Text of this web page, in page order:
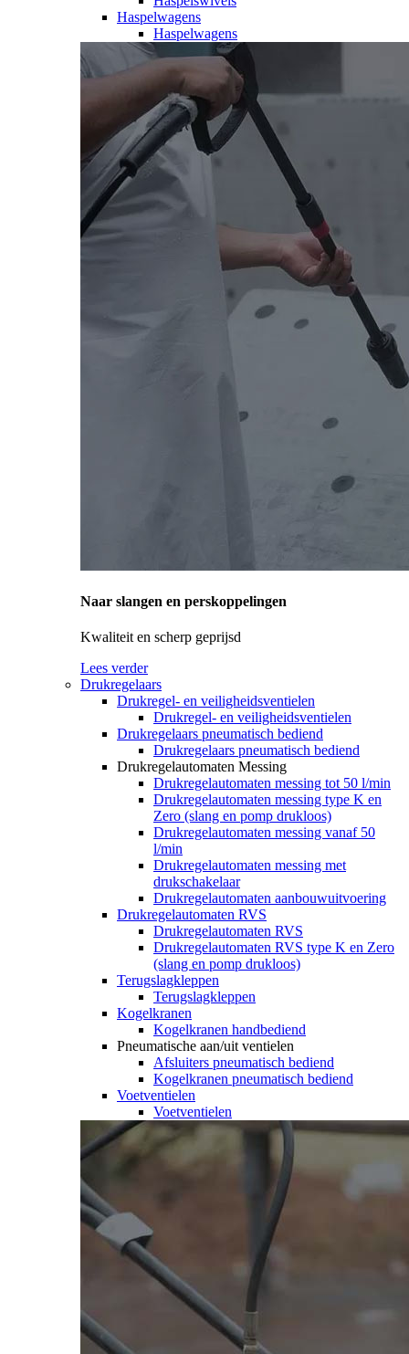
Haspelwagens
Haspelwagens
Naar slangen en perskoppelingen
Kwaliteit en scherp geprijsd
Lees verder
Drukregelaars
Drukregel- en veiligheidsventielen
Drukregel- en veiligheidsventielen
Drukregelaars pneumatisch bediend
Drukregelaars pneumatisch bediend
Drukregelautomaten Messing
Drukregelautomaten messing tot 50 l/min
Drukregelautomaten messing type K en
Zero (slang en pomp drukloos)
Drukregelautomaten messing vanaf 50
l/min
Drukregelautomaten messing met
drukschakelaar
Drukregelautomaten aanbouwuitvoering
Drukregelautomaten RVS
Drukregelautomaten RVS
Drukregelautomaten RVS type K en Zero
(slang en pomp drukloos)
Terugslagkleppen
Terugslagkleppen
Kogelkranen
Kogelkranen handbediend
Pneumatische aan/uit ventielen
Afsluiters pneumatisch bediend
Kogelkranen pneumatisch bediend
Voetventielen
Voetventielen